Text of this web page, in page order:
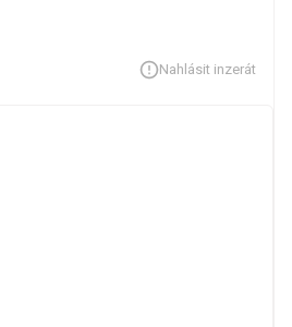
Nahlásit inzerát